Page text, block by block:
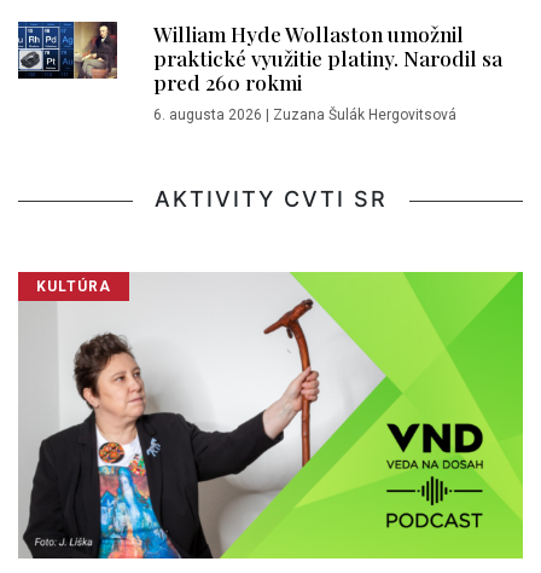
William Hyde Wollaston umožnil
praktické využitie platiny. Narodil sa
pred 260 rokmi
6. augusta 2026 Zuzana Šulák Hergovitsová
AKTIVITY CVTI SR
KULTÚRA